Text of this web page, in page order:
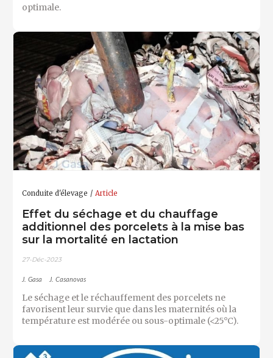
optimale.
Conduite d'élevage Article
Effet du séchage et du chauffage
additionnel des porcelets à la mise bas
sur la mortalité en lactation
27-Déc-2023
J. Gasa J. Casanovas
Le séchage et le réchauffement des porcelets ne
favorisent leur survie que dans les maternités où la
température est modérée ou sous-optimale (<25°C).